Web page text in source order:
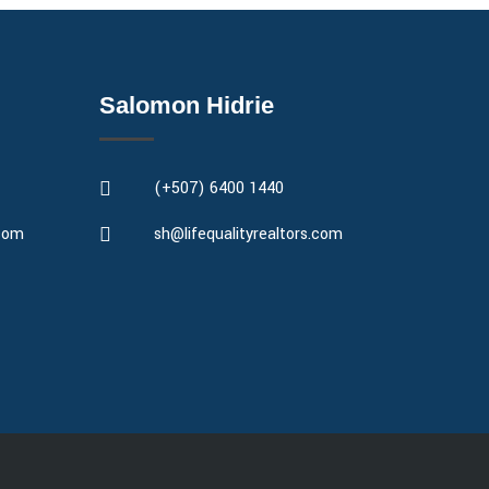
Salomon Hidrie
(+507) 6400 1440
sh@lifequalityrealtors.com